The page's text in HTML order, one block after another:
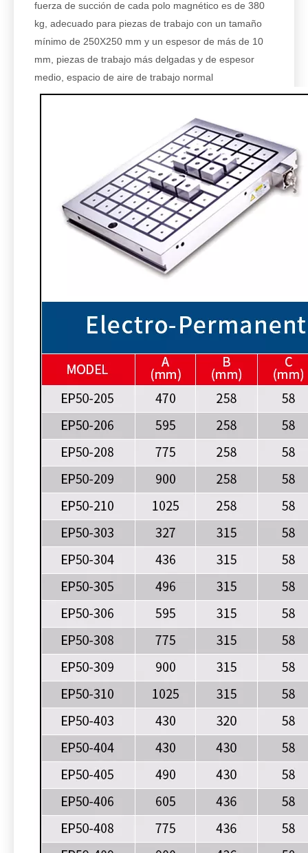
fuerza de succión de cada polo magnético es de 380
kg, adecuado para piezas de trabajo con un tamaño
mínimo de 250X250 mm y un espesor de más de 10
mm, piezas de trabajo más delgadas y de espesor
medio, espacio de aire de trabajo normal